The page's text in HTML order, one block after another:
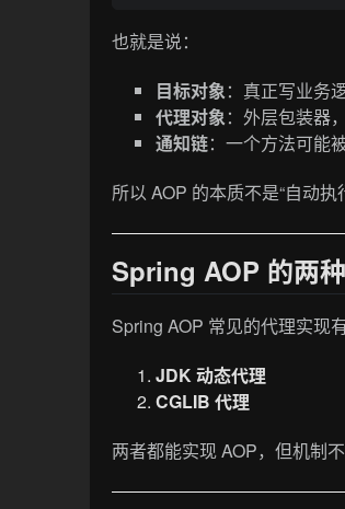
也就是说：
目标对象：真正写业务
代理对象：外层包装器
通知链：一个方法可能
所以 AOP 的本质不是“自动执
Spring AOP 的两
Spring AOP 常见的代理实现有
JDK 动态代理
CGLIB 代理
两者都能实现 AOP，但机制